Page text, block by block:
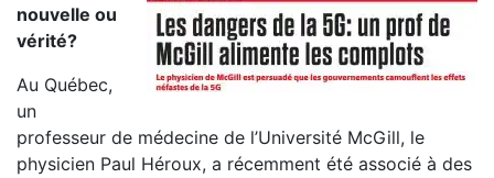
nouvelle ou
vérité?
Au Québec,
un
professeur de médecine de l’Université McGill, le
physicien Paul Héroux, a récemment été associé à des